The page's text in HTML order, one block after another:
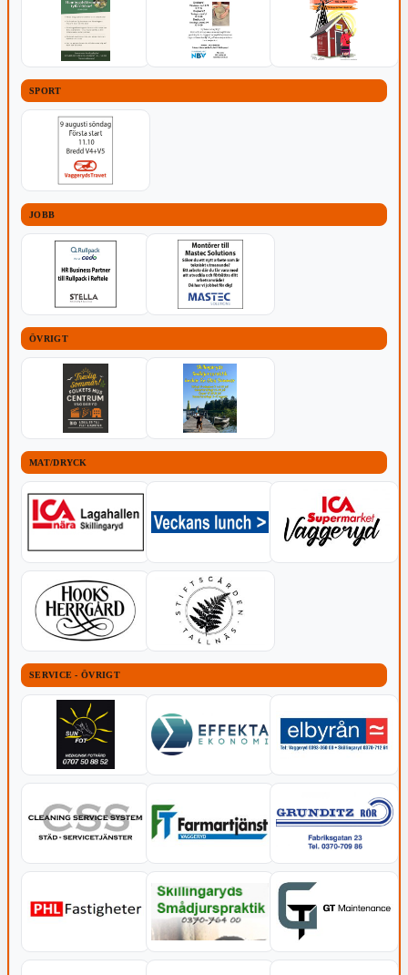
SPORT
JOBB
ÖVRIGT
MAT/DRYCK
SERVICE - ÖVRIGT